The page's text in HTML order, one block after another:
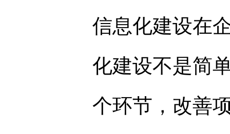
信息化建设在
化建设不是简
个环节，改善